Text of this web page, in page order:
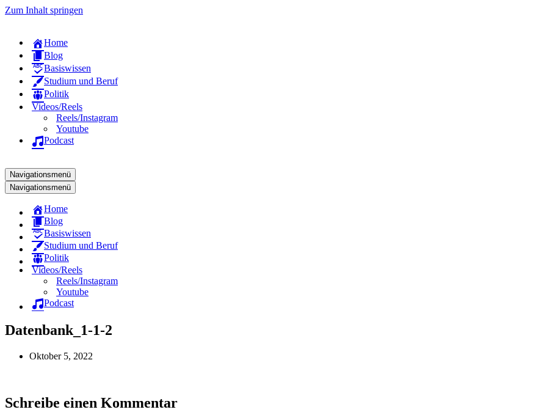
Zum Inhalt springen
Home
Blog
Basiswissen
Studium und Beruf
Politik
Videos/Reels
Reels/Instagram
Youtube
Podcast
Navigationsmenü
Navigationsmenü
Home
Blog
Basiswissen
Studium und Beruf
Politik
Videos/Reels
Reels/Instagram
Youtube
Podcast
Datenbank_1-1-2
Oktober 5, 2022
Schreibe einen Kommentar